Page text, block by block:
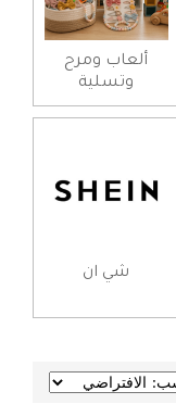
ألعاب ومرح
وتسلية
شي ان